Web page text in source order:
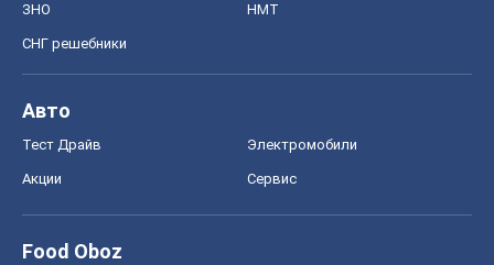
ЗНО НМТ
СНГ решебники
Авто
Тест Драйв Электромобили
Акции Сервис
Food Oboz